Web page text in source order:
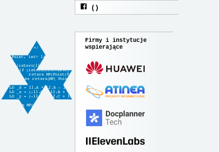
Firmy i instytucje
wspierające